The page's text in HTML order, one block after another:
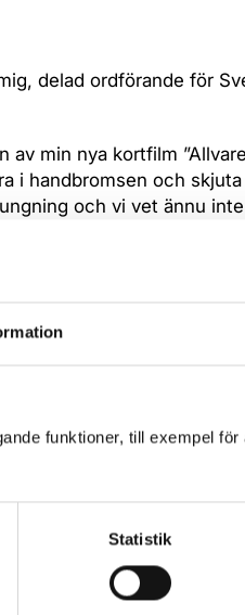
funktioner, till exempel för
Statistik
delad ordförande för
av min nya kortfilm
i handbromsen och skjuta
och vi vet ännu
själv, plötsligt står utan
att dyka upp. Är det i